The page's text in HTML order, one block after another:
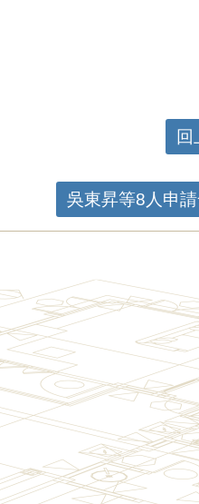
回
吳東昇等8人申